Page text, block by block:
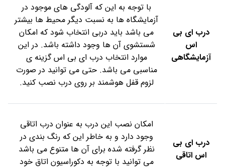
درب ای بی
اس
آزمایشگاهی
با توجه به این که آلودگی های موجود در
آزمایشگاه ها به نسبت دیگر محیط ها بیشتر
می باشد باید دربی انتخاب شود که امکان
شستشوی آن ها وجود داشته باشد. در این
موارد انتخاب درب ای بی اس گزینه ی
مناسبی می باشد. حتی می توانید در صورت
لزوم قفل هوشمند بر روی درب نصب کنید.
درب ای بی
اس اتاقی
امکان نصب این درب به عنوان درب اتاقی
وجود دارد و به خاطر این که رنگ بندی در
نظر گرفته شده برای آن ها متنوع می باشد
می توانید با توجه به دکوراسیون اتاق خود